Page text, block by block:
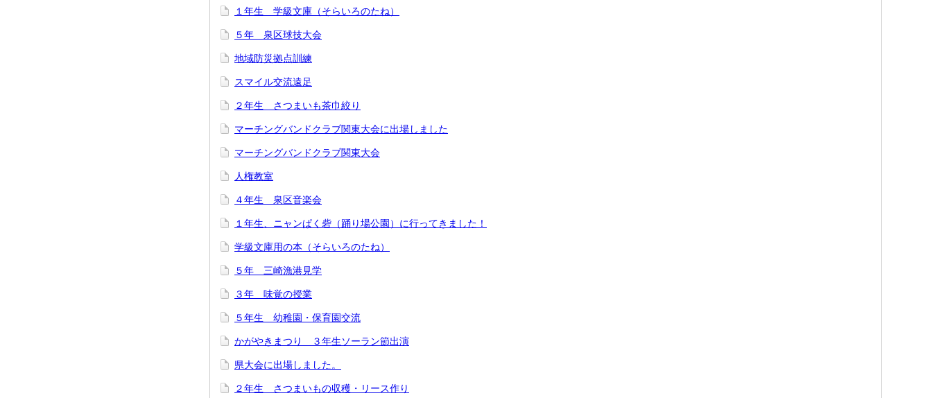
１年生 学級文庫（そらいろのたね）
５年 泉区球技大会
地域防災拠点訓練
スマイル交流遠足
２年生 さつまいも茶巾絞り
マーチングバンドクラブ関東大会に出場しました
マーチングバンドクラブ関東大会
人権教室
４年生 泉区音楽会
１年生、ニャンぱく砦（踊り場公園）に行ってきました！
学級文庫用の本（そらいろのたね）
５年 三崎漁港見学
３年 味覚の授業
５年生 幼稚園・保育園交流
かがやきまつり ３年生ソーラン節出演
県大会に出場しました。
２年生 さつまいもの収穫・リース作り